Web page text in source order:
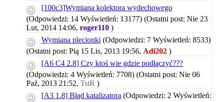
[100c3]Wymiana kolektora wydechowego
(Odpowiedzi: 14 Wyświetleń: 13177) (Ostatni post: Nie 23
Lut, 2014 14:06, roger110 )
Wymiana plecionki (Odpowiedzi: 7 Wyświetleń: 8533)
(Ostatni post: Pią 15 Lis, 2013 19:56, Adi202 )
[A6 C4 2.8] Czy ktoś wie gdzie podłączyć???
(Odpowiedzi: 4 Wyświetleń: 7708) (Ostatni post: Nie 06
Paź, 2013 21:52, TstR )
[A3 1.8] Błąd katalizatora (Odpowiedzi: 2 Wyświetleń: